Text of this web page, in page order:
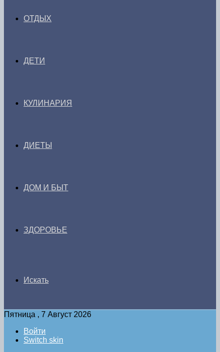
ОТДЫХ
ДЕТИ
КУЛИНАРИЯ
ДИЕТЫ
ДОМ И БЫТ
ЗДОРОВЬЕ
Искать
Пятница , 7 Август 2026
Войти
Switch skin